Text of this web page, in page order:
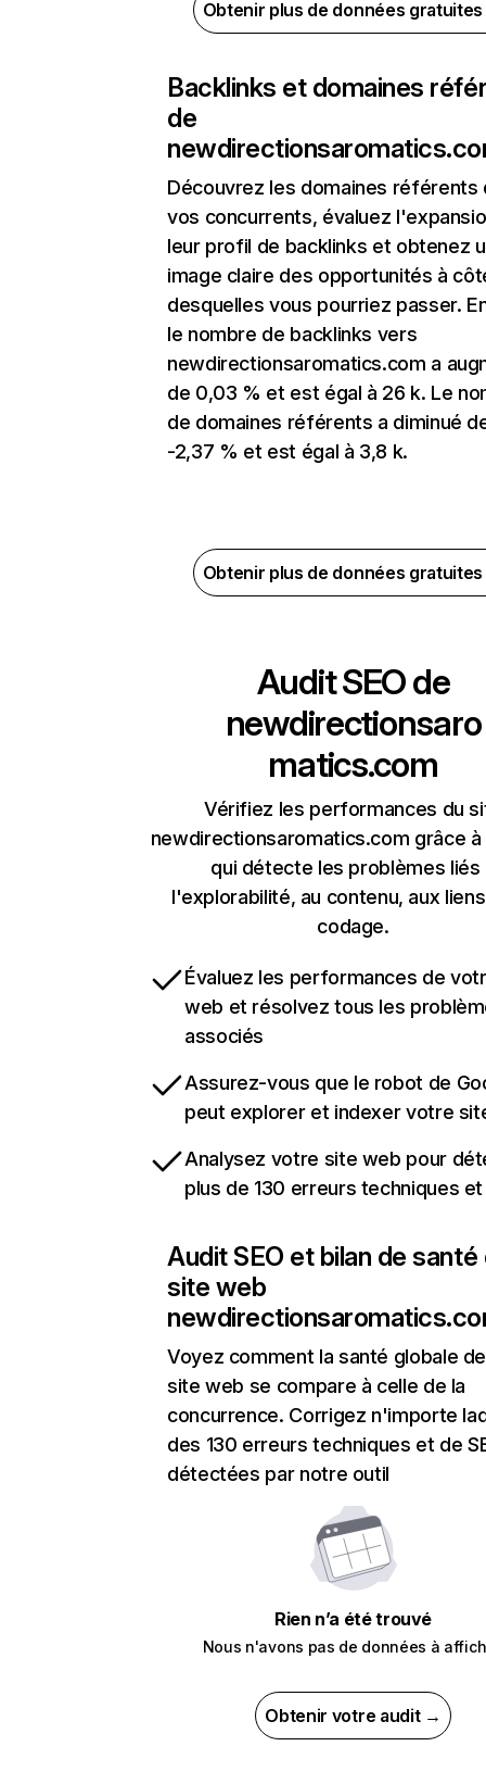
Obtenir plus de données
Backlinks et domaines
de
Découvrez les domaines référents
vos concurrents, évaluez
leur profil de backlinks et obtenez
image claire des opportunités à
desquelles vous pourriez passer.
le nombre de backlinks vers
newdirectionsaromatics.com a
de 0,03 % et est égal à 26 k. Le
de domaines référents a diminué
-2,37 % et est égal à 3,8 k.
Obtenir plus de données
Audit SEO de
newdirectionsaro
matics.com
Vérifiez les performances du
newdirectionsaromatics.com grâce à
qui détecte les problèmes liés
l'explorabilité, au contenu, aux
codage.
Évaluez les performances de
web et résolvez tous les
associés
Assurez-vous que le robot de
peut explorer et indexer votre
Analysez votre site web pour
plus de 130 erreurs techniques et
Audit SEO et bilan de santé
site web
Voyez comment la santé globale
site web se compare à celle de la
concurrence. Corrigez n'importe
des 130 erreurs techniques et de
détectées par notre outil
Rien n’a été trouvé
Nous n'avons pas de données à
Obtenir votre audit →